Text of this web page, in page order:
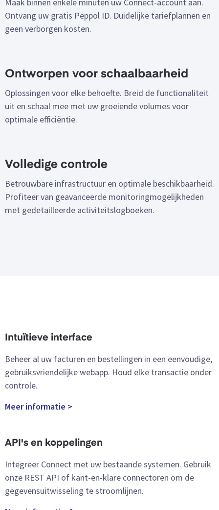
Maak binnen enkele minuten uw Connect-account aan.
Ontvang uw gratis Peppol ID. Duidelijke tariefplannen en
geen verborgen kosten.
Ontworpen voor schaalbaarheid
Oplossingen voor elke behoefte. Breid de functionaliteit
uit en schaal mee met uw groeiende volumes voor
optimale efficiëntie.
Volledige controle
Betrouwbare infrastructuur en optimale beschikbaarheid.
Profiteer van geavanceerde monitoringmogelijkheden
met gedetailleerde activiteitslogboeken.
Intuïtieve interface
Beheer al uw facturen en bestellingen in een eenvoudige,
gebruiksvriendelijke webapp. Houd elke transactie onder
controle.
Meer informatie >
API's en koppelingen
Integreer Connect met uw bestaande systemen. Gebruik
onze REST API of kant-en-klare connectoren om de
gegevensuitwisseling te stroomlijnen.